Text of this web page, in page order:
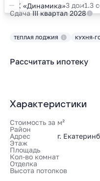
ЖК «Динамика»3 дом1.3
СдачаIII квартал 2028
ТЕПЛАЯ ЛОДЖИЯ КУХНЯ-
Рассчитать ипотеку
Характеристики
Стоимость за м²
Район
Адрес
г.
Этаж
Площадь
Кол-во комнат
Отделка
Высота потолков